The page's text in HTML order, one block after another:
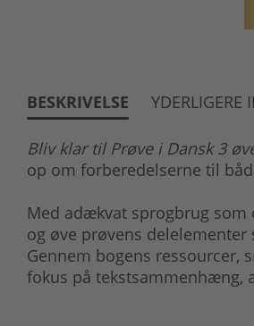
BESKRIVELSE YDERLIGERE
Bliv klar til Prøve i Dansk 3
op om forberedelserne til
Med adækvat sprogbrug
og øve prøvens
Gennem bogens ressourcer,
fokus på tekstsammenhæng,